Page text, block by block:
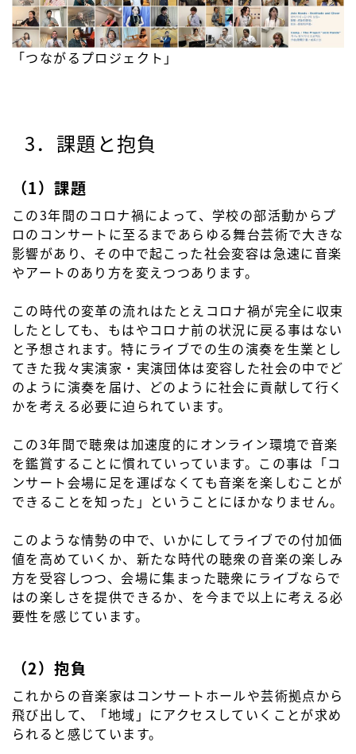
「つながるプロジェクト」
3．課題と抱負
（1）課題
この3年間のコロナ禍によって、学校の部活動からプ
ロのコンサートに至るまであらゆる舞台芸術で大きな
影響があり、その中で起こった社会変容は急速に音楽
やアートのあり方を変えつつあります。
この時代の変革の流れはたとえコロナ禍が完全に収束
したとしても、もはやコロナ前の状況に戻る事はない
と予想されます。特にライブでの生の演奏を生業とし
てきた我々実演家・実演団体は変容した社会の中でど
のように演奏を届け、どのように社会に貢献して行く
かを考える必要に迫られています。
この3年間で聴衆は加速度的にオンライン環境で音楽
を鑑賞することに慣れていっています。この事は「コ
ンサート会場に足を運ばなくても音楽を楽しむことが
できることを知った」ということにほかなりません。
このような情勢の中で、いかにしてライブでの付加価
値を高めていくか、新たな時代の聴衆の音楽の楽しみ
方を受容しつつ、会場に集まった聴衆にライブならで
はの楽しさを提供できるか、を今まで以上に考える必
要性を感じています。
（2）抱負
これからの音楽家はコンサートホールや芸術拠点から
飛び出して、「地域」にアクセスしていくことが求め
られると感じています。